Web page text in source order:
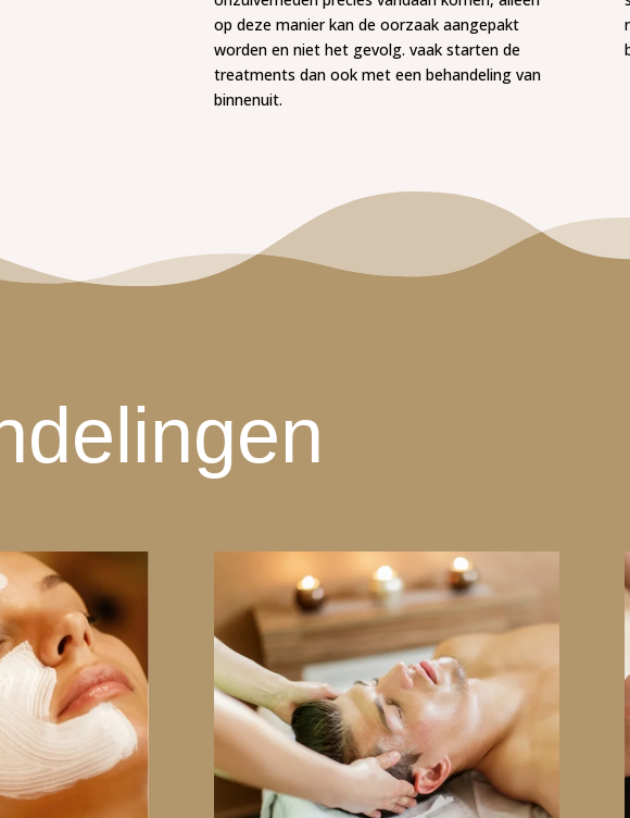
op deze manier kan de oorzaak aangepakt
worden en niet het gevolg. vaak starten de
treatments dan ook met een behandeling van
binnenuit.